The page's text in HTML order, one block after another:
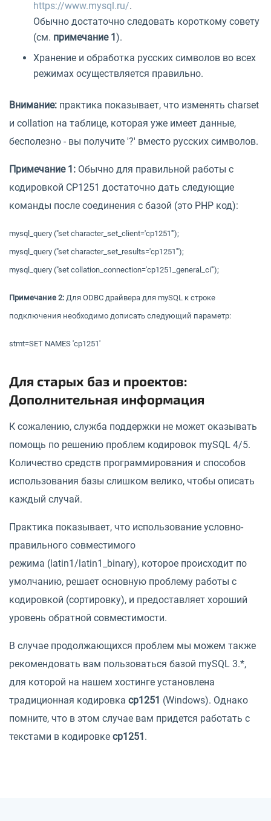
https://www.mysql.ru/.
Обычно достаточно следовать короткому совету
(см. примечание 1).
Хранение и обработка русских символов во всех
режимах осуществляется правильно.
Внимание: практика показывает, что изменять charset
и collation на таблице, которая уже имеет данные,
бесполезно - вы получите '?' вместо русских символов.
Примечание 1: Обычно для правильной работы с
кодировкой CP1251 достаточно дать следующие
команды после соединения с базой (это PHP код):
mysql_query ("set character_set_client='cp1251'");
mysql_query ("set character_set_results='cp1251'");
mysql_query ("set collation_connection='cp1251_general_ci'");
Примечание 2: Для ODBC драйвера для mySQL к строке
подключения необходимо дописать следующий параметр:
stmt=SET NAMES 'cp1251'
Для старых баз и проектов:
Дополнительная информация
К сожалению, служба поддержки не может оказывать
помощь по решению проблем кодировок mySQL 4/5.
Количество средств программирования и способов
использования базы слишком велико, чтобы описать
каждый случай.
Практика показывает, что использование условно-
правильного совместимого
режима (latin1/latin1_binary), которое происходит по
умолчанию, решает основную проблему работы с
кодировкой (сортировку), и предоставляет хороший
уровень обратной совместимости.
В случае продолжающихся проблем мы можем также
рекомендовать вам пользоваться базой mySQL 3.*,
для которой на нашем хостинге установлена
традиционная кодировка cp1251 (Windows). Однако
помните, что в этом случае вам придется работать с
текстами в кодировке cp1251.